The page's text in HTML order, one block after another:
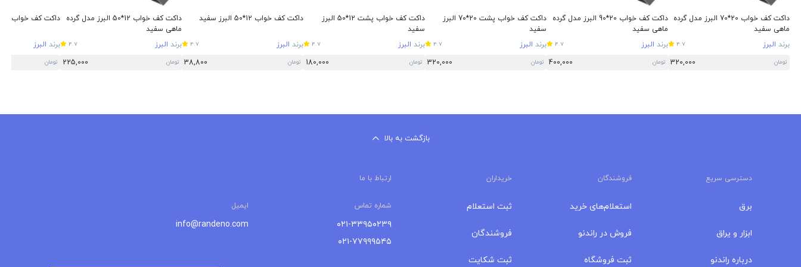
داکت کف خواب 20*70 البرز مدل گرده
ماهی سفید
برند البرز 4.7
تومان 320,000
داکت کف خواب 20*90 البرز مدل گرده
ماهی سفید
برند البرز 4.7
تومان 400,000
داکت کف خواب پشت 20*70 البرز
سفید
برند البرز 4.7
تومان 320,000
داکت کف خواب پشت 12*50 البرز
سفید
برند البرز 4.7
تومان 180,000
داکت کف خواب 12*50 البرز سفید
برند البرز 4.7
تومان 38,800
داکت کف خواب 12*50 البرز مدل گرده
ماهی سفید
برند البرز 4.7
تومان 225,000
داکت کف خواب 20*70 البرز سفید
برند البرز
تومان
بازگشت به بالا
دسترسی سریع فروشندگان خریداران ارتباط با ما
برق
ابزار و یراق
درباره‌ راندنو
استعلام‌های خرید
فروش در راندنو
ثبت فروشگاه
ثبت استعلام
فروشندگان
ثبت شکایت
شماره تماس ایمیل
۰۲۱-۳۳۹۵۰۲۳۹
۰۲۱-۷۷۹۹۹۵۴۵
info@randeno.com